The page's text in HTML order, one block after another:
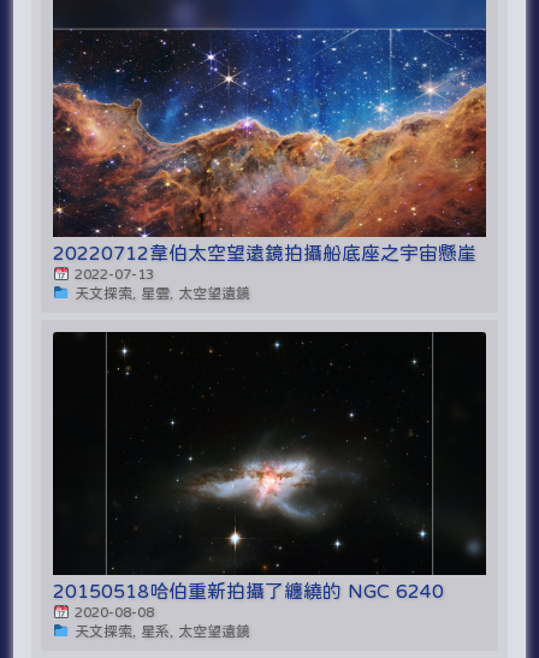
20220712韋伯太空望遠鏡拍攝船底座之宇宙懸崖
2022-07-13
天文探索, 星雲, 太空望遠鏡
20150518哈伯重新拍攝了纏繞的 NGC 6240
2020-08-08
天文探索, 星系, 太空望遠鏡